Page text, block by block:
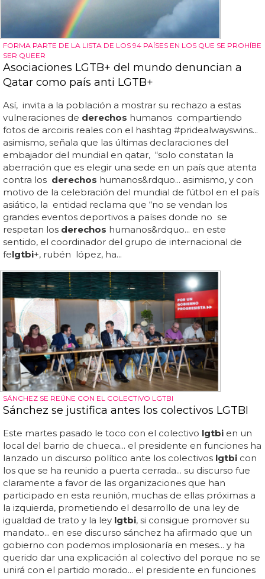
FORMA PARTE DE LA LISTA DE LOS 94 PAÍSES EN LOS QUE SE PROHÍBE
SER QUEER
Asociaciones LGTB+ del mundo denuncian a
Qatar como país anti LGTB+
Así, invita a la población a mostrar su rechazo a estas
vulneraciones de derechos humanos compartiendo
fotos de arcoiris reales con el hashtag #pridealwayswins...
asimismo, señala que las últimas declaraciones del
embajador del mundial en qatar, “solo constatan la
aberración que es elegir una sede en un país que atenta
contra los derechos humanos&rdquo... asimismo, y con
motivo de la celebración del mundial de fútbol en el país
asiático, la entidad reclama que “no se vendan los
grandes eventos deportivos a países donde no se
respetan los derechos humanos&rdquo... en este
sentido, el coordinador del grupo de internacional de
felgtbi+, rubén lópez, ha...
SÁNCHEZ SE REÚNE CON EL COLECTIVO LGTBI
Sánchez se justifica antes los colectivos LGTBI
Este martes pasado le toco con el colectivo lgtbi en un
local del barrio de chueca... el presidente en funciones ha
lanzado un discurso político ante los colectivos lgtbi con
los que se ha reunido a puerta cerrada... su discurso fue
claramente a favor de las organizaciones que han
participado en esta reunión, muchas de ellas próximas a
la izquierda, prometiendo el desarrollo de una ley de
igualdad de trato y la ley lgtbi, si consigue promover su
mandato... en ese discurso sánchez ha afirmado que un
gobierno con podemos implosionaría en meses... y ha
querido dar una explicación al colectivo del porque no se
unirá con el partido morado... el presidente en funciones